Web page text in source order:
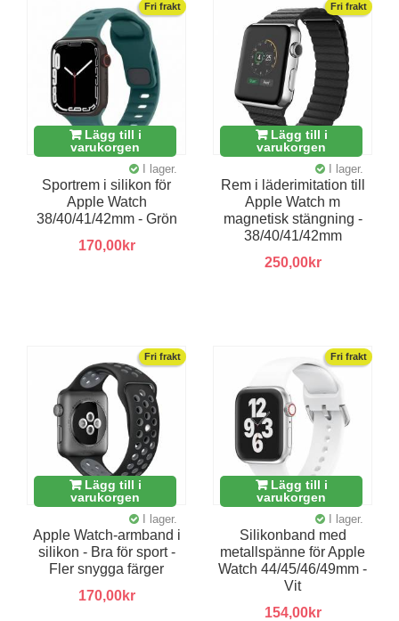
Fri frakt
Lägg till i
varukorgen
I lager.
Sportrem i silikon för
Apple Watch
38/40/41/42mm - Grön
170,00kr
Fri frakt
Lägg till i
varukorgen
I lager.
Rem i läderimitation till
Apple Watch m
magnetisk stängning -
38/40/41/42mm
250,00kr
Fri frakt
Lägg till i
varukorgen
I lager.
Apple Watch-armband i
silikon - Bra för sport -
Fler snygga färger
170,00kr
Fri frakt
Lägg till i
varukorgen
I lager.
Silikonband med
metallspänne för Apple
Watch 44/45/46/49mm -
Vit
154,00kr